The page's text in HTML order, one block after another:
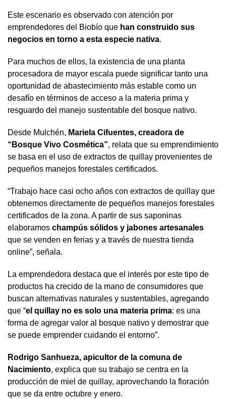
Este escenario es observado con atención por
emprendedores del Biobío que han construido sus
negocios en torno a esta especie nativa.
Para muchos de ellos, la existencia de una planta
procesadora de mayor escala puede significar tanto una
oportunidad de abastecimiento más estable como un
desafío en términos de acceso a la materia prima y
resguardo del manejo sustentable del bosque nativo.
Desde Mulchén, Mariela Cifuentes, creadora de
“Bosque Vivo Cosmética”, relata que su emprendimiento
se basa en el uso de extractos de quillay provenientes de
pequeños manejos forestales certificados.
“Trabajo hace casi ocho años con extractos de quillay que
obtenemos directamente de pequeños manejos forestales
certificados de la zona. A partir de sus saponinas
elaboramos champús sólidos y jabones artesanales
que se venden en ferias y a través de nuestra tienda
online”, señala.
La emprendedora destaca que el interés por este tipo de
productos ha crecido de la mano de consumidores que
buscan alternativas naturales y sustentables, agregando
que “el quillay no es solo una materia prima: es una
forma de agregar valor al bosque nativo y demostrar que
se puede emprender cuidando el entorno”.
Rodrigo Sanhueza, apicultor de la comuna de
Nacimiento, explica que su trabajo se centra en la
producción de miel de quillay, aprovechando la floración
que se da entre octubre y enero.